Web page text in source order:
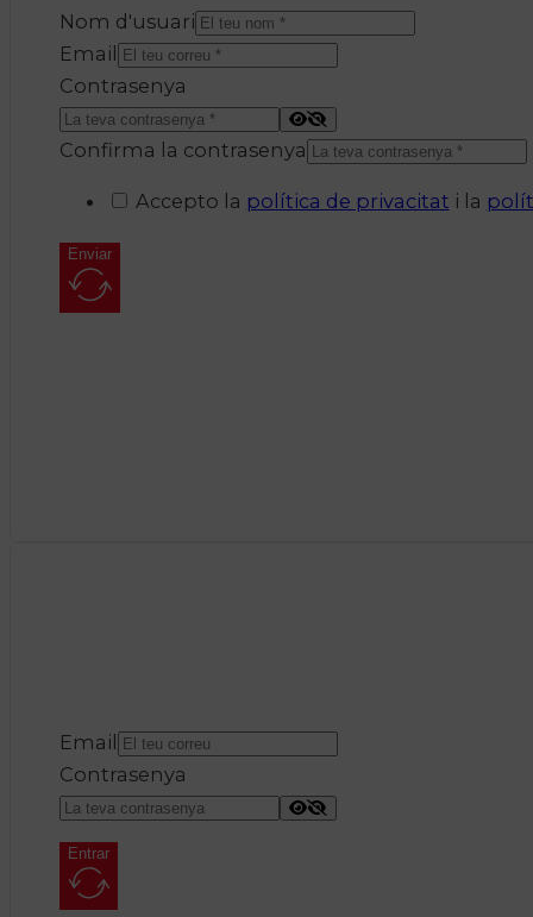
Nom d'usuari
Email
Contrasenya
Confirma la contrasenya
Accepto la política de privacitat i la
Enviar
Email
Contrasenya
Entrar